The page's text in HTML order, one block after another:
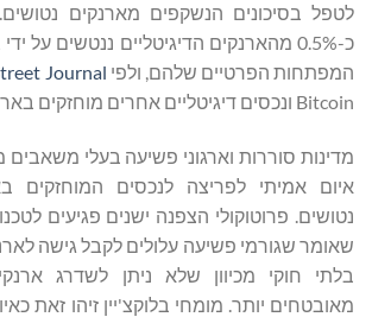
לטפל בסיכונים הנשקפים מארנקים
כ-0.5% מהארנקים הדיגיטליים ננטשים על
המפתחות הפרטיים שלהם, ולפי Journal
Bitcoin ונכסים דיגיטליים אחרים מוחזקים בארנקים כאלה.
מדינות סוררות וארגוני פשיעה בעלי משאבים
איום אמיתי לפריצה לנכסים המוחזקים
נטושים. פרוטוקולי הצפנה ישנים פגיעים
שאומר שגורמי פשיעה עלולים לקבל גישה
בלתי חוקי מכיוון שלא ניתן לשדרג
מאובטחים יותר. מומחי בלוקצ'יין זיהו זאת